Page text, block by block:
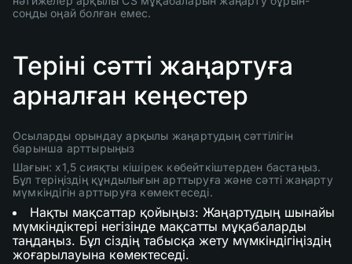
соңды оңай болған емес.
Теріні сәтті жаңартуға
арналған кеңестер
Осыларды орындау арқылы жаңартудың сәттілігін
барынша арттырыңыз
Шағын: x1,5 сияқты кішірек көбейткіштерден бастаңыз.
Бұл теріңіздің құндылығын арттыруға және сәтті жаңарту
мүмкіндігін арттыруға көмектеседі.
Нақты мақсаттар қойыңыз: Жаңартудың шынайы
мүмкіндіктері негізінде мақсатты мұқабаларды
таңдаңыз. Бұл сіздің табысқа жету мүмкіндігіңіздің
жоғарылауына көмектеседі.